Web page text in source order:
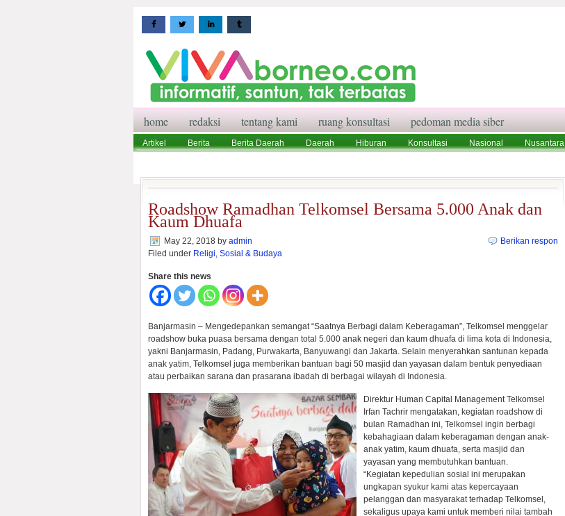
home redaksi tentang kami ruang konsultasi pedoman media siber
Artikel Berita Berita Daerah Daerah Hiburan Konsultasi Nasional Nusantara
Roadshow Ramadhan Telkomsel Bersama 5.000 Anak dan
Kaum Dhuafa
May 22, 2018 by admin
Filed under Religi, Sosial & Budaya
Berikan respon
Share this news
Banjarmasin – Mengedepankan semangat “Saatnya Berbagi dalam Keberagaman”, Telkomsel menggelar
roadshow buka puasa bersama dengan total 5.000 anak negeri dan kaum dhuafa di lima kota di Indonesia,
yakni Banjarmasin, Padang, Purwakarta, Banyuwangi dan Jakarta. Selain menyerahkan santunan kepada
anak yatim, Telkomsel juga memberikan bantuan bagi 50 masjid dan yayasan dalam bentuk penyediaan
atau perbaikan sarana dan prasarana ibadah di berbagai wilayah di Indonesia.
Direktur Human Capital Management Telkomsel
Irfan Tachrir mengatakan, kegiatan roadshow di
bulan Ramadhan ini, Telkomsel ingin berbagi
kebahagiaan dalam keberagaman dengan anak-
anak yatim, kaum dhuafa, serta masjid dan
yayasan yang membutuhkan bantuan.
“Kegiatan kepedulian sosial ini merupakan
ungkapan syukur kami atas kepercayaan
pelanggan dan masyarakat terhadap Telkomsel,
sekaligus upaya kami untuk memberi nilai tambah